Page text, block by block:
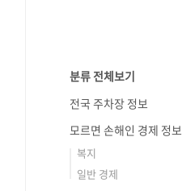
분류 전체보기
전국 주차장 정보
모르면 손해인 경제 정보
복지
일반 경제